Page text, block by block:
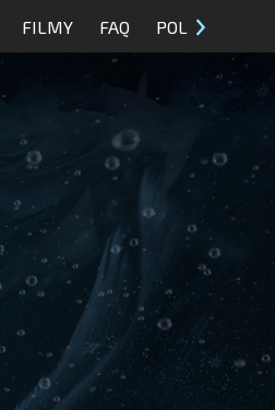
FILMY FAQ POL